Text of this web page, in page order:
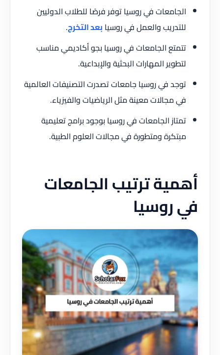
الجامعات في روسيا توفر فرصًا للطلاب الدوليين
للتدريب والعمل في روسيا بعد التخرج.
تتمتع الجامعات في روسيا بجو أكاديمي مناسب
لتطوير المهارات البحثية والإبداعية.
توجد في روسيا جامعات تصدرت التصنيفات العالمية
في مجالات معينة مثل الرياضيات والفيزياء.
تمتاز الجامعات في روسيا بوجود برامج تعليمية
مبتكرة ومتطورة في مجالات العلوم الطبية.
أهمية ترتيب الجامعات
في روسيا